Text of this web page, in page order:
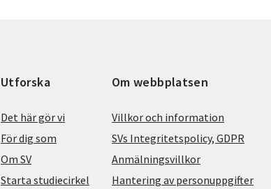
Utforska
Det här gör vi
För dig som
Om SV
Starta studiecirkel
Om webbplatsen
Villkor och information
SVs Integritetspolicy, GDPR
Anmälningsvillkor
Hantering av personuppgifter